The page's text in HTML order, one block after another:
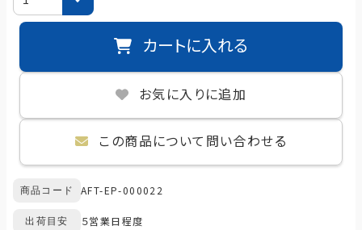
カートに入れる
お気に入りに追加
この商品について問い合わせる
商品コード AFT-EP-000022
出荷目安 ５営業日程度